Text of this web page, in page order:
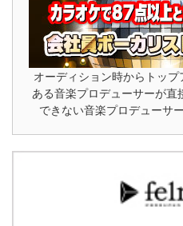
オーディション時からトッ
ある音楽プロデューサーが
できない音楽プロデューサ